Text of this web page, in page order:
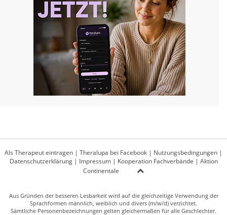
Als Therapeut eintragen | Theralupa bei Facebook | Nutzungsbedingungen |
Datenschutzerklärung| Impressum| Kooperation Fachverbände | Aktion
Continentale
Aus Gründen der besseren Lesbarkeit wird auf die gleichzeitige Verwendung der
Sprachformen männlich, weiblich und divers (m/w/d) verzichtet.
Sämtliche Personenbezeichnungen gelten gleichermaßen für alle Geschlechter.